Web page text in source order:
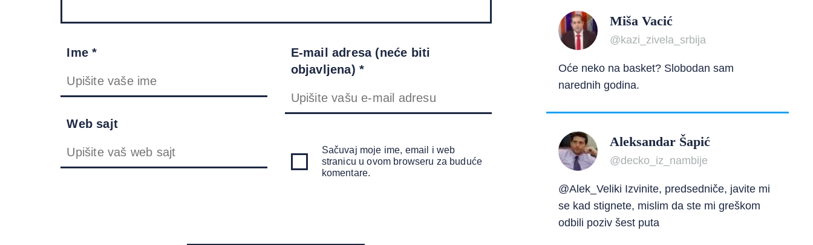
Ime *
E-mail adresa (neće biti
objavljena) *
Web sajt
Sačuvaj moje ime, email i web
stranicu u ovom browseru za buduće
komentare.
Miša Vacić
@kazi_zivela_srbija
Oće neko na basket? Slobodan sam
narednih godina.
Aleksandar Šapić
@decko_iz_nambije
@Alek_Veliki Izvinite, predsedniče, javite mi
se kad stignete, mislim da ste mi greškom
odbili poziv šest puta